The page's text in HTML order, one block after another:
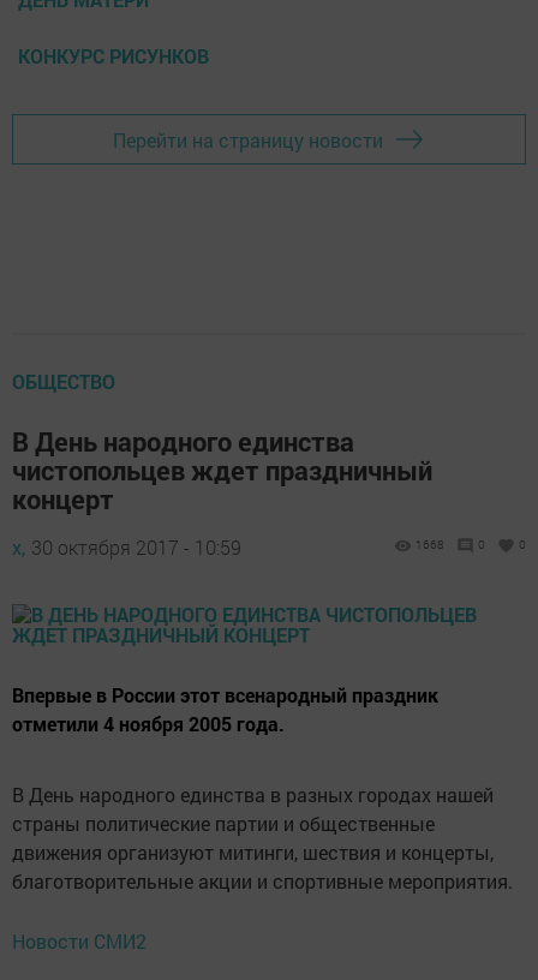
КОНКУРС РИСУНКОВ
Перейти на страницу новости
ОБЩЕСТВО
В День народного единства
чистопольцев ждет праздничный
концерт
х, 30 октября 2017 - 10:59 1668 0 0
Впервые в России этот всенародный праздник
отметили 4 ноября 2005 года.
В День народного единства в разных городах нашей
страны политические партии и общественные
движения организуют митинги, шествия и концерты,
благотворительные акции и спортивные мероприятия.
Новости СМИ2